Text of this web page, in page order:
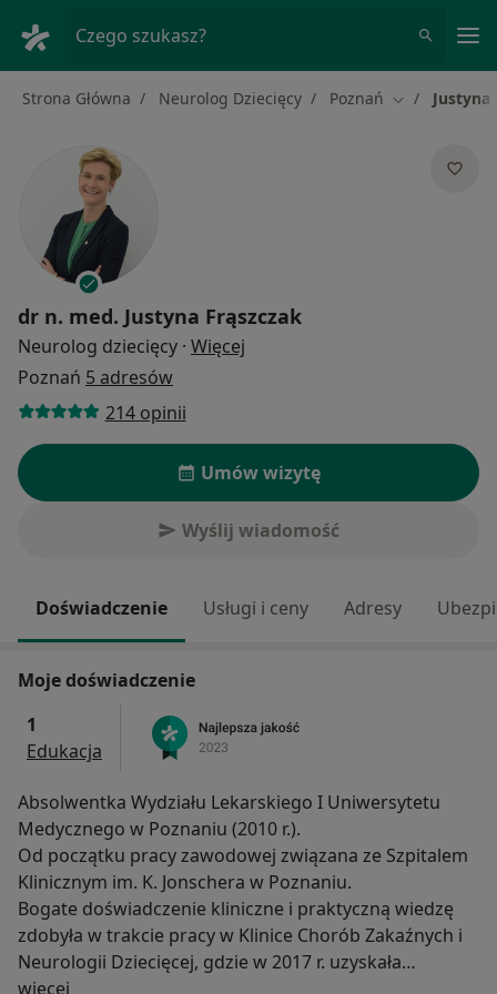
Czego szukasz?
Strona Główna Neurolog Dziecięcy Poznań Zmień miasto
Justyna
dr n. med. Justyna Frąszczak
Neurolog dziecięcy · Więcej
Poznań 5 adresów
214 opinii
Umów wizytę
Wyślij wiadomość
Doświadczenie Usługi i ceny Adresy
Moje doświadczenie
1
Edukacja
Absolwentka Wydziału Lekarskiego I Uniwersytetu
Medycznego w Poznaniu (2010 r.).
Od początku pracy zawodowej związana ze Szpitalem
Klinicznym im. K. Jonschera w Poznaniu.
Bogate doświadczenie kliniczne i praktyczną wiedzę
zdobyła w trakcie pracy w Klinice Chorób Zakaźnych i
Neurologii Dziecięcej, gdzie w 2017 r. uzyskała
specjalizację w dziedzinie pediatrii, a w roku 2021 tytuł
więcej